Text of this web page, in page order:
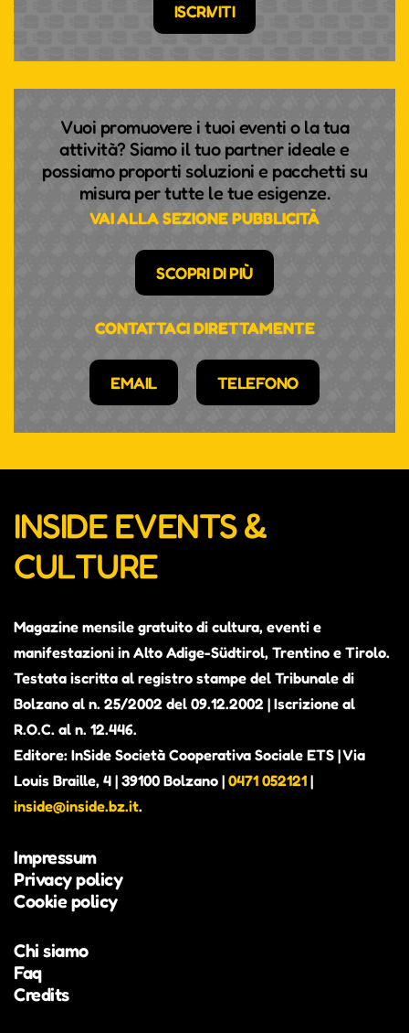
ISCRIVITI
Vuoi promuovere i tuoi eventi o la tua
attività? Siamo il tuo partner ideale e
possiamo proporti soluzioni e pacchetti su
misura per tutte le tue esigenze.
VAI ALLA SEZIONE PUBBLICITÀ
SCOPRI DI PIÙ
CONTATTACI DIRETTAMENTE
EMAIL TELEFONO
INSIDE EVENTS &
CULTURE
Magazine mensile gratuito di cultura, eventi e
manifestazioni in Alto Adige-Südtirol, Trentino e Tirolo.
Testata iscritta al registro stampe del Tribunale di
Bolzano al n. 25/2002 del 09.12.2002 | Iscrizione al
R.O.C. al n. 12.446.
Editore: InSide Società Cooperativa Sociale ETS | Via
Louis Braille, 4 | 39100 Bolzano | 0471 052121 |
inside@inside.bz.it.
Impressum
Privacy policy
Cookie policy
Chi siamo
Faq
Credits